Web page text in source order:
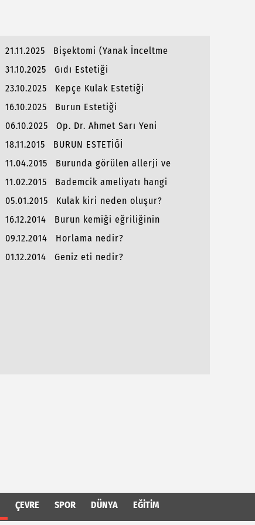
21.11.2025
Bişektomi (Yanak İnceltme
31.10.2025
Gıdı Estetiği
23.10.2025
Kepçe Kulak Estetiği
16.10.2025
Burun Estetiği
06.10.2025
Op. Dr. Ahmet Sarı Yeni
18.11.2015
BURUN ESTETİĞİ
11.04.2015
Burunda görülen allerji ve
11.02.2015
Bademcik ameliyatı hangi
05.01.2015
Kulak kiri neden oluşur?
16.12.2014
Burun kemiği eğriliğinin
09.12.2014
Horlama nedir?
01.12.2014
Geniz eti nedir?
ÇEVRE SPOR DÜNYA EĞITIM